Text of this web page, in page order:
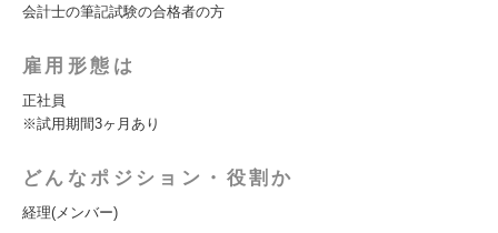
会計士の筆記試験の合格者の方
雇用形態は
正社員
※試用期間3ヶ月あり
どんなポジション・役割か
経理(メンバー)